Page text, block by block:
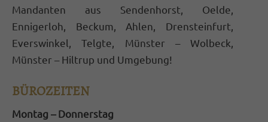
Aenean commodo ligula eget dolor. Aenean
massa. Cum sociis natoque penatibus et
magnis dis parturient montes, nascetur
ridiculus mus. Donec quam felis, ultricies
Mandanten aus Sendenhorst, Oelde,
Ennigerloh, Beckum, Ahlen, Drensteinfurt,
Everswinkel, Telgte, Münster – Wolbeck,
Münster – Hiltrup und Umgebung!
BÜROZEITEN
Montag – Donnerstag